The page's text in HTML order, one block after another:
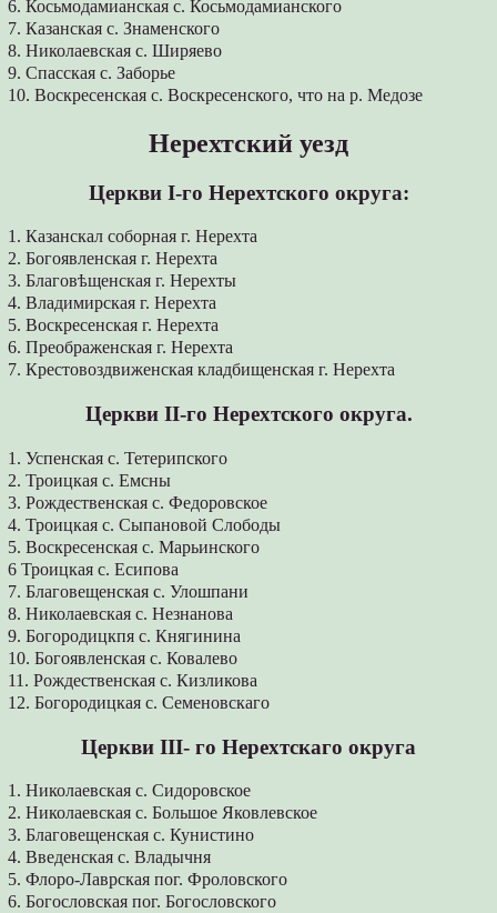
6. Косьмодамианская с. Косьмодамианского
7. Казанская с. Знаменского
8. Николаевская с. Ширяево
9. Спасская с. Заборье
10. Воскресенская с. Воскресенского, что на р. Медозе
Нерехтский уезд
Церкви І-го Нерехтского округа:
1. Казанскал соборная г. Нерехта
2. Богоявленская г. Нерехта
3. Благовѣщенская г. Нерехты
4. Владимирская г. Нерехта
5. Воскресенская г. Нерехта
6. Преображенская г. Нерехта
7. Крестовоздвиженская кладбищенская г. Нерехта
Церкви II-го Нерехтского округа.
1. Успенская с. Тетерипского
2. Троицкая с. Емсны
3. Рождественская с. Федоровское
4. Троицкая с. Сыпановой Слободы
5. Воскресенская с. Марьинского
6 Троицкая с. Есипова
7. Благовещенская с. Улошпани
8. Николаевская с. Незнанова
9. Богородицкпя с. Княгинина
10. Богоявленская с. Ковалево
11. Рождественская с. Кизликова
12. Богородицкая с. Семеновскаго
Церкви III- го Нерехтскаго округа
1. Николаевская с. Сидоровское
2. Николаевская с. Большое Яковлевское
3. Благовещенская с. Кунистино
4. Введенская с. Владычня
5. Флоро-Лаврская пог. Фроловского
6. Богословская пог. Богословского